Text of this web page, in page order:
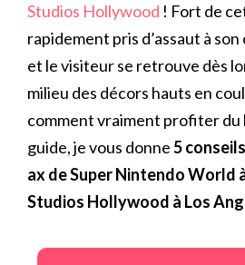
Studios Hollywood ! Fort de
rapidement pris d’assaut à
et le visiteur se retrouve dès
milieu des décors hauts en
comment vraiment profiter du
guide, je vous donne5
ax de Super Nintendo World
Studios Hollywood à Los